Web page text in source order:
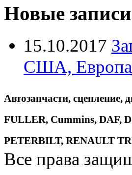
Новые
15.10.2017
США, Европа
Автозапчасти, сцепление,
FULLER, Cummins, DAF,
PETERBILT, RENAULT
Все права